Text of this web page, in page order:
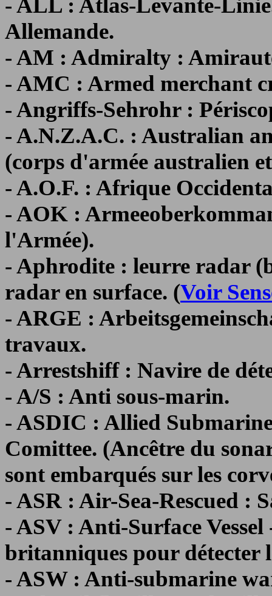
- ALL : Atlas-Levante-
Allemande.
- AM : Admiralty :
- AMC : Armed merchant
- Angriffs-Sehrohr :
- A.N.Z.A.C. : Australian
(corps d'armée australien
- A.O.F. : Afrique
- AOK :
l'Armée).
- Aphrodite : leurre radar
radar en surface. (Voir
- ARGE :
travaux.
- Arrestshiff : Navire de
- A/S : Anti sous-marin.
- ASDIC : Allied
Comittee. (Ancêtre du
sont embarqués sur les
- ASR : Air-Sea-Rescued :
- ASV : Anti-Surface
britanniques pour détecter
- ASW : Anti-submarine